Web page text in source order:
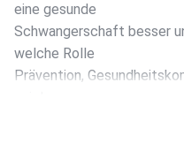
eine gesunde
Schwangerschaft besser
welche Rolle
Prävention,